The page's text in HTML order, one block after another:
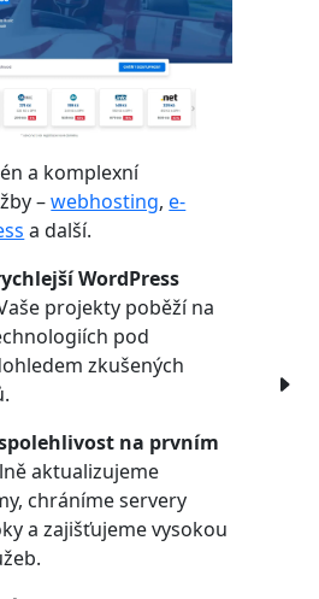
a komplexní
–webhosting,e-
a další.
WordPress
projekty poběží na
pod
zkušených
na prvním
aktualizujeme
chráníme servery
a zajišťujeme vysokou